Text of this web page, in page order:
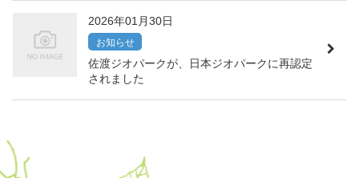
2026年01月30日
お知らせ
佐渡ジオパークが、日本ジオパークに再認定
されました